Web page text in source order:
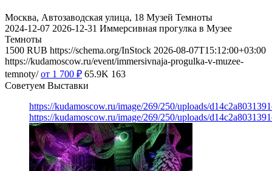
Москва, Автозаводская улица, 18 Музей Темноты
2024-12-07 2026-12-31 Иммерсивная прогулка в Музее
Темноты
1500 RUB https://schema.org/InStock 2026-08-07T15:12:00+03:00
https://kudamoscow.ru/event/immersivnaja-progulka-v-muzee-
temnoty/ от 1 700 ₽ 65.9K 163
Советуем Выставки
https://kudamoscow.ru/image/269/250/uploads/
https://kudamoscow.ru/image/269/250/uploads/